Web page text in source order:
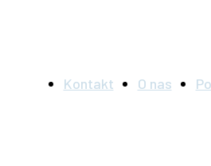
Kontakt O nas